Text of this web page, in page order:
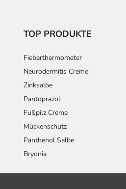
TOP PRODUKTE
Fieberthermometer
Neurodermitis Creme
Zinksalbe
Pantoprazol
Fußpilz Creme
Mückenschutz
Panthenol Salbe
Bryonia